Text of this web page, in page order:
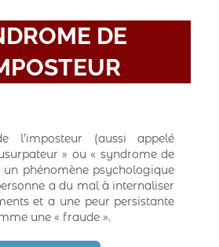
DE
l’imposteur (aussi appelé
» ou « syndrome de
un phénomène psychologique
a du mal à internaliser
et a une peur persistante
une « fraude ».